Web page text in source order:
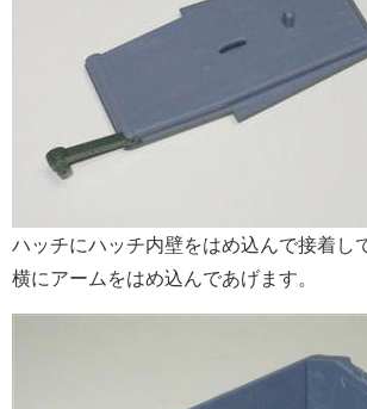
ハッチにハッチ内壁をはめ込んで接着し
横にアームをはめ込んであげます。